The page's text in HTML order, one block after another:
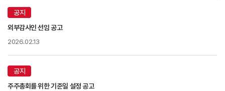
공지
외부감사인 선임 공고
2026.02.13
공지
주주총회를 위한 기준일 설정 공고